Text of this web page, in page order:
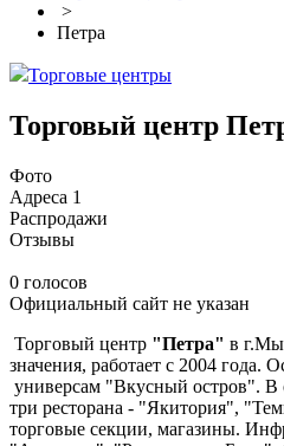
>
Петра
Торговые центры
Торговый центр
Фото
Адреса 1
Распродажи
Отзывы
0 голосов
Официальный сайт не указан
Торговый центр "Петра" в
значения, работает с 2004 года.
универсам "Вкусный остров". В
три ресторана - "Якитория",
торговые секции, магазины.